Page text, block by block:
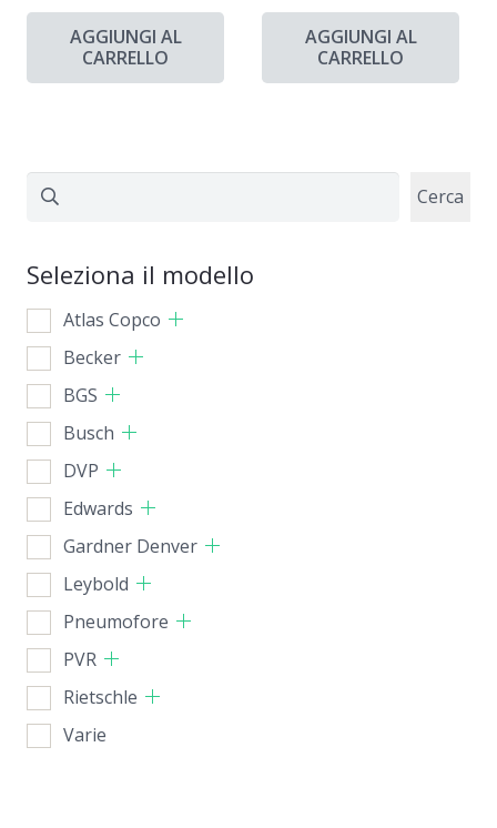
AGGIUNGI AL
CARRELLO
AGGIUNGI AL
CARRELLO
Cerca Cerca
Seleziona il modello
Atlas Copco
Becker
BGS
Busch
DVP
Edwards
Gardner Denver
Leybold
Pneumofore
PVR
Rietschle
Varie